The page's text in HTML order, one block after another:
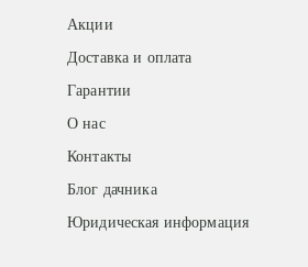
Акции
Доставка и оплата
Гарантии
О нас
Контакты
Блог дачника
Юридическая информация